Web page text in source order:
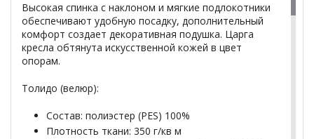
Высокая спинка с наклоном и мягкие подлокотники
обеспечивают удобную посадку, дополнительный
комфорт создает декоративная подушка. Царга
кресла обтянута искусственной кожей в цвет
опорам.
Толидо (велюр):
Состав: полиэстер (PES) 100%
Плотность ткани: 350 г/кв м